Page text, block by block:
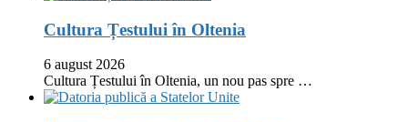
Cultura Țestului în Oltenia
6 august 2026
Cultura Țestului în Oltenia, un nou pas spre …